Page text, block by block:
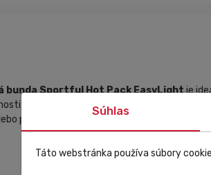
bunda Sportful Hot Pack EasyLightje
ju môžeš mať stále so sebou. Dá sa
pri prebíjaní sa veternou rovinkou.
Súhlas
Táto webstránka používa súbory